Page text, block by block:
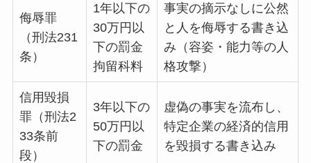
侮辱罪
（刑法231
条）
1年以下の
30万円以
下の罰金
拘留科料
事実の摘示なしに公然
と人を侮辱する書き込
み（容姿・能力等の人
格攻撃）
信用毀損
罪（刑法2
33条前
段）
3年以下の
50万円以
下の罰金
虚偽の事実を流布し、
特定企業の経済的信用
を毀損する書き込み